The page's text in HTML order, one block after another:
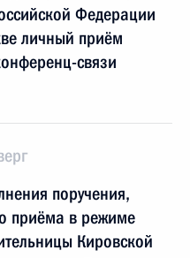
Федерации
личный приём
связи
поручения,
приёма в режиме
Кировской